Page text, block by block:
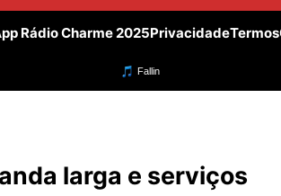
Rádio Charme 2025PrivacidadeTermos
larga e serviços